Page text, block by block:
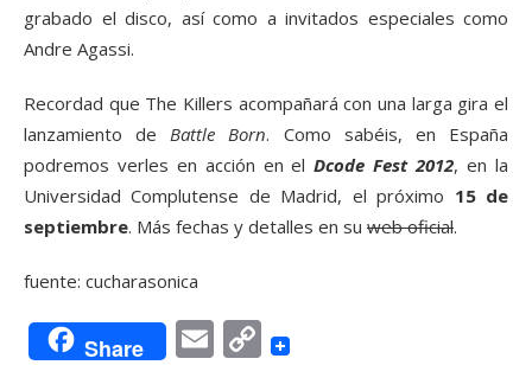
grabado el disco, así como a invitados especiales como
Andre Agassi.
Recordad que The Killers acompañará con una larga gira el
lanzamiento deBattle Born. Como sabéis, en España
podremos verles en acción en elDcode Fest 2012, en la
Universidad Complutense de Madrid, el próximo 15 de
septiembre. Más fechas y detalles en su web oficial.
fuente: cucharasonica
Share EmailCopy